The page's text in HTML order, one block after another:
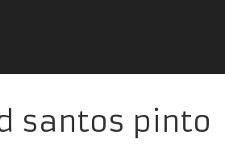
santos pinto